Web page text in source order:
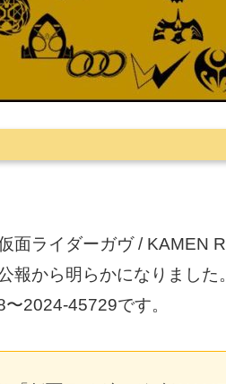
面ライダーガヴ / KAMEN
報から明らかになりました。
2024-45729です。